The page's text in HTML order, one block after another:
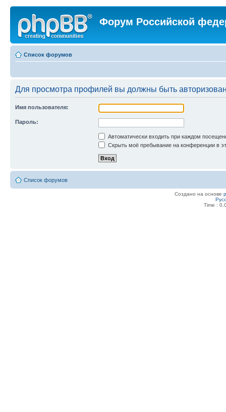
Форум Российской
Список форумов
Для просмотра профилей вы должны быть
Имя пользователя:
Пароль:
Автоматически входить при каждом
Скрыть моё пребывание на конференции в
Список форумов
Создано на основе
Time :